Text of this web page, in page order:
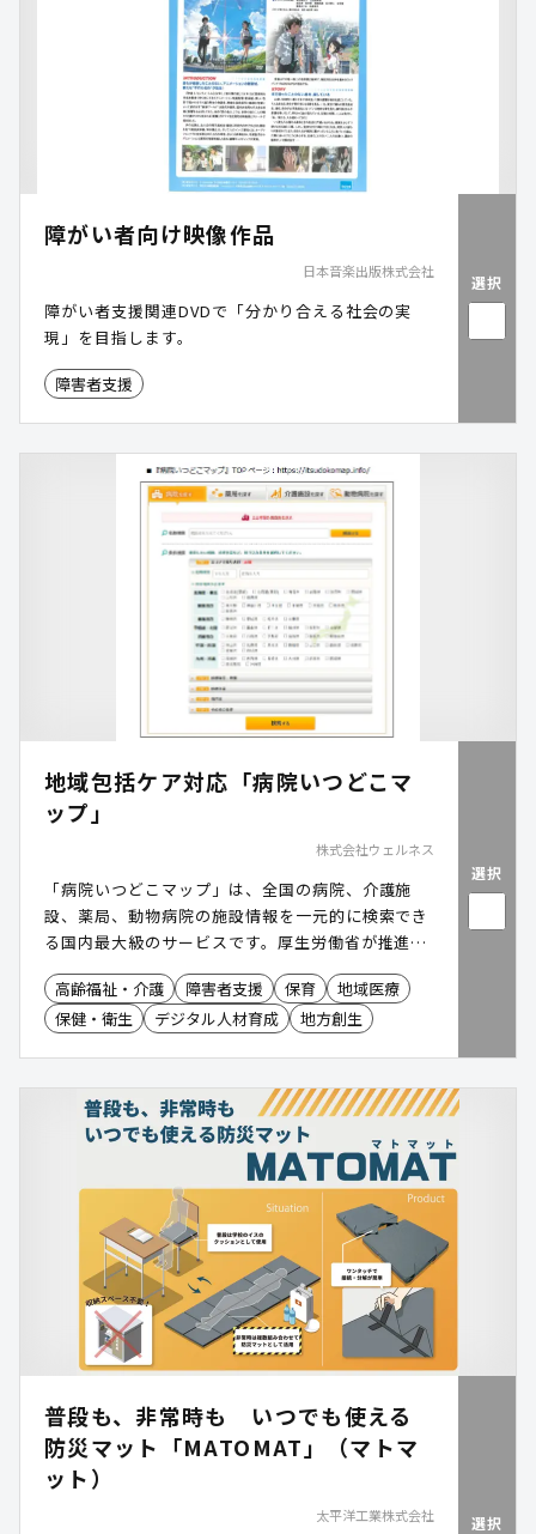
障がい者向け映像作品
日本音楽出版株式会社
障がい者支援関連DVDで「分かり合える社会の実
現」を目指します。
障害者支援
選択
地域包括ケア対応「病院いつどこマ
ップ」
株式会社ウェルネス
「病院いつどこマップ」は、全国の病院、介護施
設、薬局、動物病院の施設情報を一元的に検索でき
る国内最大級のサービスです。厚生労働省が推進す
る地域包括ケアシステムの構築に寄与します。
高齢福祉・介護
障害者支援 保育
地域医療
保健・衛生
デジタル人材育成 地方創生
選択
普段も、非常時も いつでも使える
防災マット「MATOMAT」（マトマ
ット）
太平洋工業株式会社 選択